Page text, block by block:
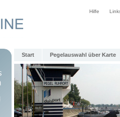
Hilfe
Start Pegelauswahl über Karte